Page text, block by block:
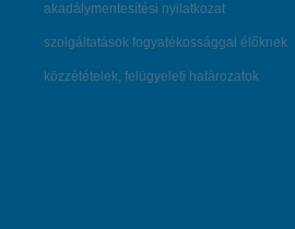
akadálymentesítési nyilatkozat
szolgáltatások fogyatékossággal élőknek
közzétételek, felügyeleti határozatok